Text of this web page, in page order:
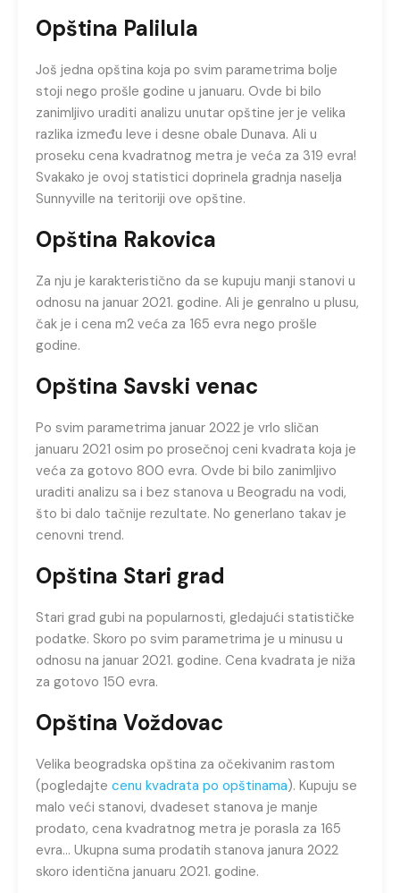
Opština Palilula
Još jedna opština koja po svim parametrima bolje
stoji nego prošle godine u januaru. Ovde bi bilo
zanimljivo uraditi analizu unutar opštine jer je velika
razlika između leve i desne obale Dunava. Ali u
proseku cena kvadratnog metra je veća za 319 evra!
Svakako je ovoj statistici doprinela gradnja naselja
Sunnyville na teritoriji ove opštine.
Opština Rakovica
Za nju je karakteristično da se kupuju manji stanovi u
odnosu na januar 2021. godine. Ali je genralno u plusu,
čak je i cena m2 veća za 165 evra nego prošle
godine.
Opština Savski venac
Po svim parametrima januar 2022 je vrlo sličan
januaru 2021 osim po prosečnoj ceni kvadrata koja je
veća za gotovo 800 evra. Ovde bi bilo zanimljivo
uraditi analizu sa i bez stanova u Beogradu na vodi,
što bi dalo tačnije rezultate. No generlano takav je
cenovni trend.
Opština Stari grad
Stari grad gubi na popularnosti, gledajući statističke
podatke. Skoro po svim parametrima je u minusu u
odnosu na januar 2021. godine. Cena kvadrata je niža
za gotovo 150 evra.
Opština Voždovac
Velika beogradska opština za očekivanim rastom
(pogledajte cenu kvadrata po opštinama). Kupuju se
malo veći stanovi, dvadeset stanova je manje
prodato, cena kvadratnog metra je porasla za 165
evra… Ukupna suma prodatih stanova janura 2022
skoro identična januaru 2021. godine.